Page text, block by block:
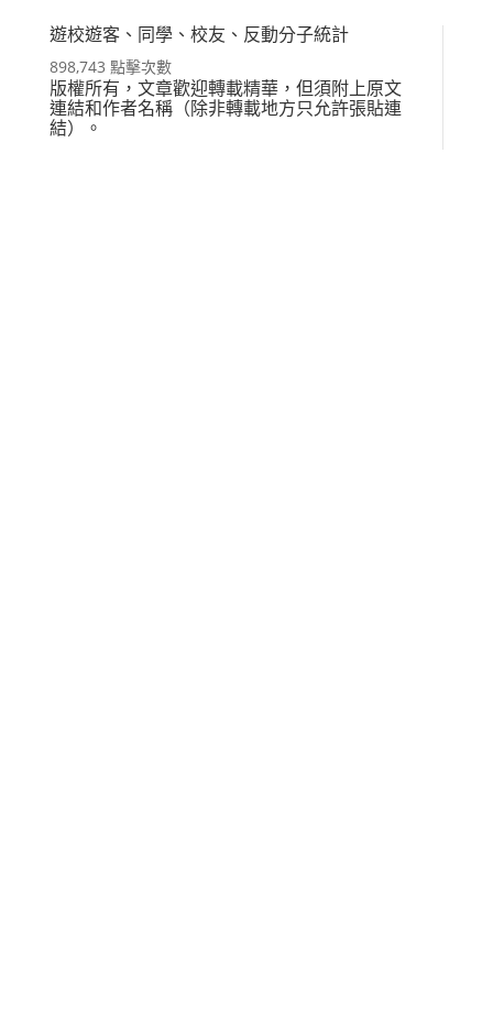
遊校遊客、同學、校友、反動分子統計
898,743 點擊次數
版權所有，文章歡迎轉載精華，但須附上原文
連結和作者名稱（除非轉載地方只允許張貼連
結）。